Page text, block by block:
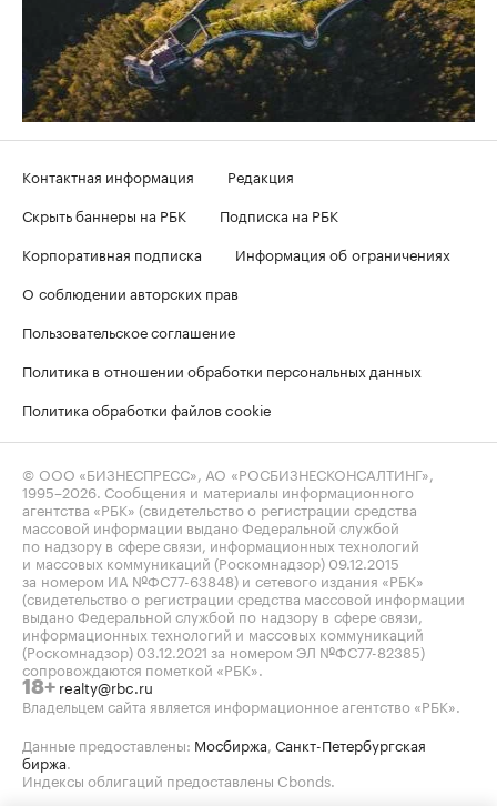
Контактная информация
Редакция
Скрыть баннеры на РБК
Подписка на РБК
Корпоративная подписка
Информация об ограничениях
О соблюдении авторских прав
Пользовательское соглашение
Политика в отношении обработки персональных данных
Политика обработки файлов cookie
© ООО «БИЗНЕСПРЕСС», АО «РОСБИЗНЕСКОНСАЛТИНГ»,
1995–2026. Сообщения и материалы информационного
агентства «РБК» (свидетельство о регистрации средства
массовой информации выдано Федеральной службой
по надзору в сфере связи, информационных технологий
и массовых коммуникаций (Роскомнадзор) 09.12.2015
за номером ИА №ФС77-63848) и сетевого издания «РБК»
(свидетельство о регистрации средства массовой информации
выдано Федеральной службой по надзору в сфере связи,
информационных технологий и массовых коммуникаций
(Роскомнадзор) 03.12.2021 за номером ЭЛ №ФС77-82385)
сопровождаются пометкой «РБК».
18+ realty@rbc.ru
Владельцем сайта является информационное агентство «РБК».
Данные предоставлены: Мосбиржа, Санкт-Петербургская
биржа.
Индексы облигаций предоставлены Cbonds.